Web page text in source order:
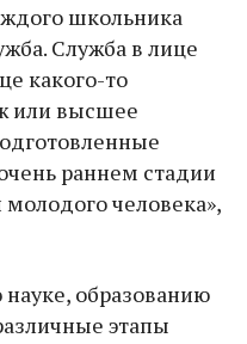
школьника
Служба в лице
какого-то
или высшее
раннем стадии
человека»,
образованию
этапы
18:30 10 сентября 2025